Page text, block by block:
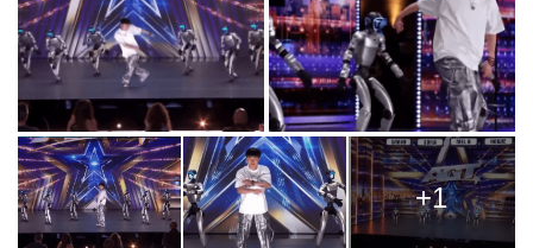
+1